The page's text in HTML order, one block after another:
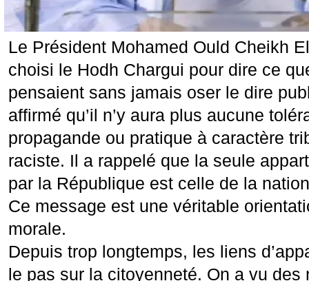
Le Président Mohamed Ould Cheikh
choisi le Hodh Chargui pour dire ce
pensaient sans jamais oser le dire
affirmé qu’il n’y aura plus aucune
propagande ou pratique à caractère
raciste. Il a rappelé que la seule
par la République est celle de la
Ce message est une véritable
morale.
Depuis trop longtemps, les liens
le pas sur la citoyenneté. On a vu des